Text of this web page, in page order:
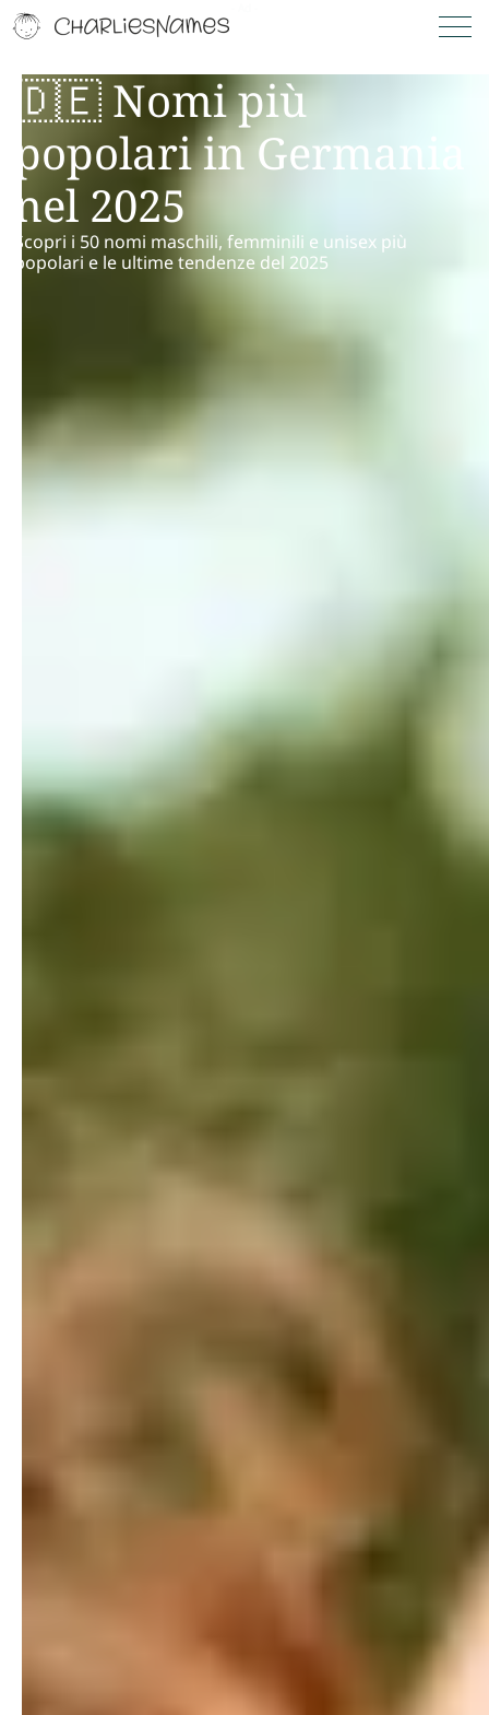
🇩🇪 Nomi più
popolari in Germania
nel 2025
Scopri i 50 nomi maschili, femminili e unisex più
popolari e le ultime tendenze del 2025